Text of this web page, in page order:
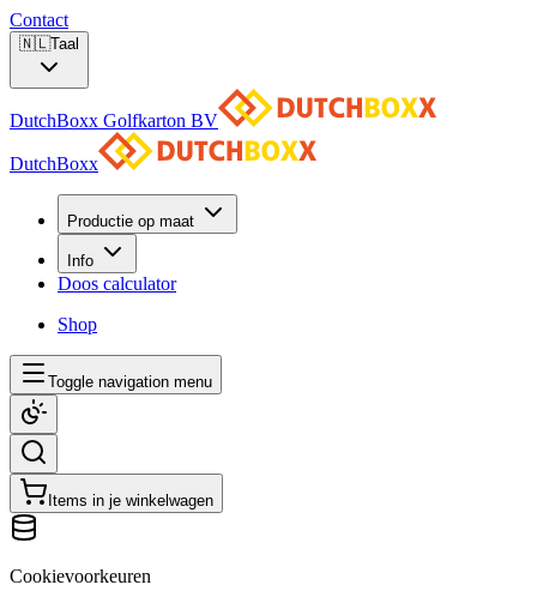
Contact
🇳🇱Taal
DutchBoxx Golfkarton BV
DutchBoxx
Productie op maat
Info
Doos calculator
Shop
Toggle navigation menu
Items in je winkelwagen
Cookievoorkeuren